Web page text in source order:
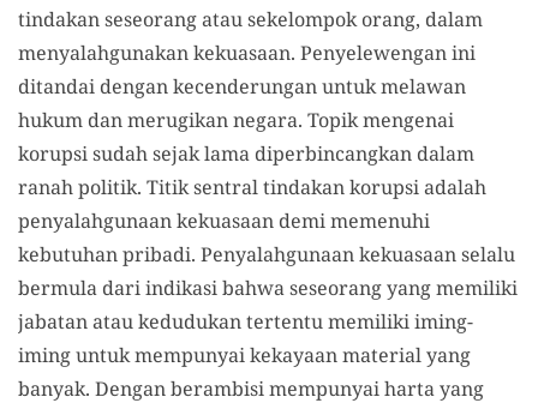
tindakan seseorang atau sekelompok orang, dalam
menyalahgunakan kekuasaan. Penyelewengan ini
ditandai dengan kecenderungan untuk melawan
hukum dan merugikan negara. Topik mengenai
korupsi sudah sejak lama diperbincangkan dalam
ranah politik. Titik sentral tindakan korupsi adalah
penyalahgunaan kekuasaan demi memenuhi
kebutuhan pribadi. Penyalahgunaan kekuasaan selalu
bermula dari indikasi bahwa seseorang yang memiliki
jabatan atau kedudukan tertentu memiliki iming-
iming untuk mempunyai kekayaan material yang
banyak. Dengan berambisi mempunyai harta yang